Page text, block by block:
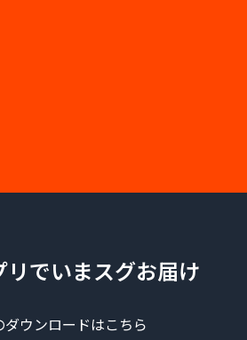
リでいまスグお届け
ダウンロードはこちら